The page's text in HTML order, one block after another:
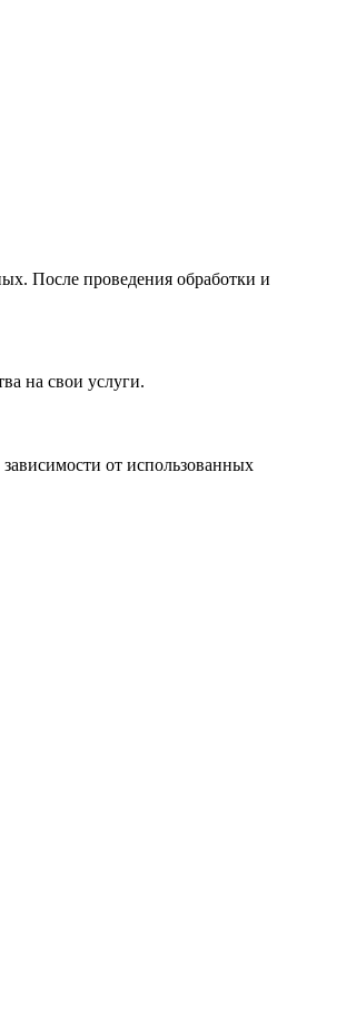
После проведения обработки и
на свои услуги.
от использованных